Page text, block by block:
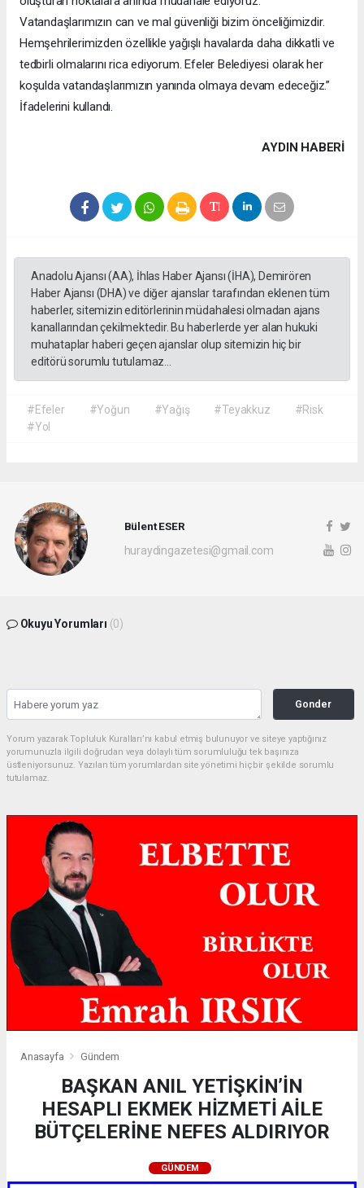
Vatandaşlarımızın can ve mal güvenliği bizim önceliğimizdir.
Hemşehrilerimizden özellikle yağışlı havalarda daha dikkatli ve
tedbirli olmalarını rica ediyorum. Efeler Belediyesi olarak her
koşulda vatandaşlarımızın yanında olmaya devam edeceğiz.”
İfadelerini kullandı.
AYDIN HABERİ
Anadolu Ajansı (AA), İhlas Haber Ajansı (İHA), Demirören
Haber Ajansı (DHA) ve diğer ajanslar tarafından eklenen tüm
haberler, sitemizin editörlerinin müdahalesi olmadan ajans
kanallarından çekilmektedir. Bu haberlerde yer alan hukuki
muhataplar haberi geçen ajanslar olup sitemizin hiç bir
editörü sorumlu tutulamaz...
#Efeler #Yoğun #Yağış #Teyakkuz
#Risk
#Yol
Bülent ESER
huraydingazetesi@gmail.com
Okuyu Yorumları (0)
Gonder
Yorum yazarak Topluluk Kuralları’nı kabul etmiş bulunuyor ve siteye yaptığınız
yorumunuzla ilgili doğrudan veya dolaylı tüm sorumluluğu tek başınıza
üstleniyorsunuz. Yazılan tüm yorumlardan site yönetimi hiçbir şekilde sorumlu
tutulamaz.
Anasayfa Gündem
BAŞKAN ANIL YETİŞKİN’İN
HESAPLI EKMEK HİZMETİ AİLE
BÜTÇELERİNE NEFES ALDIRIYOR
GÜNDEM